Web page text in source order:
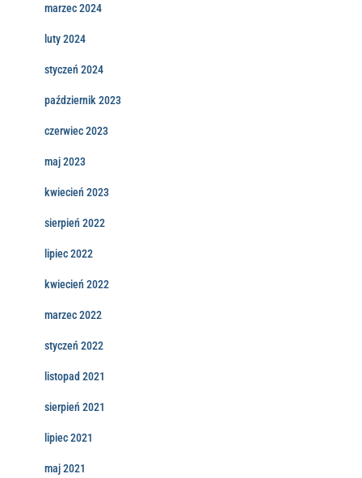
marzec 2024
luty 2024
styczeń 2024
październik 2023
czerwiec 2023
maj 2023
kwiecień 2023
sierpień 2022
lipiec 2022
kwiecień 2022
marzec 2022
styczeń 2022
listopad 2021
sierpień 2021
lipiec 2021
maj 2021